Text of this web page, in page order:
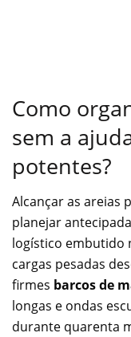
Como
sem a
potentes?
Alcançar as areias
planejar
logístico embutido
cargas pesadas
firmes barcos de
longas e ondas
durante quarenta